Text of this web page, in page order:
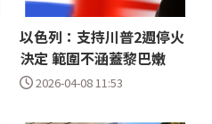
以色列：支持川普2週停火
決定 範圍不涵蓋黎巴嫩
2026-04-08 11:53